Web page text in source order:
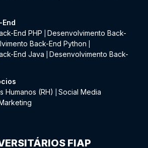
End PHP
Desenvolvimento Back-
Back-End Python
End Java
Desenvolvimento Back-
Humanos (RH)
Social Media
FIAP